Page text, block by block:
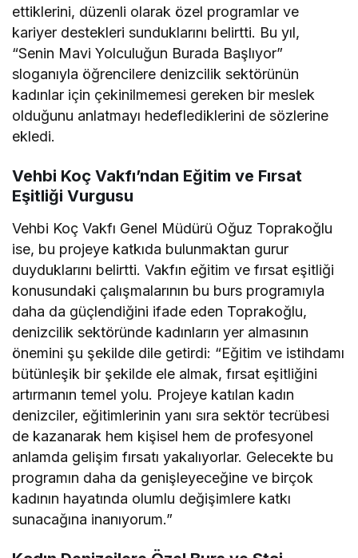
ettiklerini, düzenli olarak özel programlar ve
kariyer destekleri sunduklarını belirtti. Bu yıl,
“Senin Mavi Yolculuğun Burada Başlıyor”
sloganıyla öğrencilere denizcilik sektörünün
kadınlar için çekinilmemesi gereken bir meslek
olduğunu anlatmayı hedeflediklerini de sözlerine
ekledi.
Vehbi Koç Vakfı’ndan Eğitim ve Fırsat
Eşitliği Vurgusu
Vehbi Koç Vakfı Genel Müdürü Oğuz Toprakoğlu
ise, bu projeye katkıda bulunmaktan gurur
duyduklarını belirtti. Vakfın eğitim ve fırsat eşitliği
konusundaki çalışmalarının bu burs programıyla
daha da güçlendiğini ifade eden Toprakoğlu,
denizcilik sektöründe kadınların yer almasının
önemini şu şekilde dile getirdi: “Eğitim ve istihdamı
bütünleşik bir şekilde ele almak, fırsat eşitliğini
artırmanın temel yolu. Projeye katılan kadın
denizciler, eğitimlerinin yanı sıra sektör tecrübesi
de kazanarak hem kişisel hem de profesyonel
anlamda gelişim fırsatı yakalıyorlar. Gelecekte bu
programın daha da genişleyeceğine ve birçok
kadının hayatında olumlu değişimlere katkı
sunacağına inanıyorum.”